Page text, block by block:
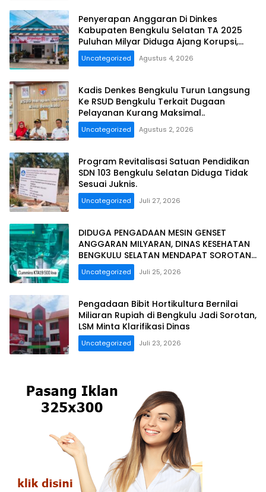
Penyerapan Anggaran Di Dinkes
Kabupaten Bengkulu Selatan TA 2025
Puluhan Milyar Diduga Ajang Korupsi,
Dan Segera Dilaporkan.
Uncategorized Agustus 4, 2026
Kadis Denkes Bengkulu Turun Langsung
Ke RSUD Bengkulu Terkait Dugaan
Pelayanan Kurang Maksimal..
Uncategorized Agustus 2, 2026
Program Revitalisasi Satuan Pendidikan
SDN 103 Bengkulu Selatan Diduga Tidak
Sesuai Juknis.
Uncategorized Juli 27, 2026
DIDUGA PENGADAAN MESIN GENSET
ANGGARAN MILYARAN, DINAS KESEHATAN
BENGKULU SELATAN MENDAPAT SOROTAN
MASYARAKAT RELASI PUBLIK.
Uncategorized Juli 25, 2026
Pengadaan Bibit Hortikultura Bernilai
Miliaran Rupiah di Bengkulu Jadi Sorotan,
LSM Minta Klarifikasi Dinas
Uncategorized Juli 23, 2026